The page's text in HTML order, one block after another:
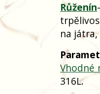
Růženín
na
Vhodné
316L.